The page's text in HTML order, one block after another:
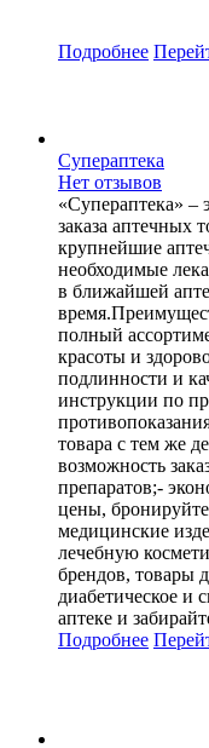
Подробнее
Супераптека
Нет отзывов
«Супераптека»
заказа аптечных
крупнейшие
необходимые
в ближайшей
полный
красоты и
подлинности и
инструкции по
товара с тем же
возможность
препаратов;-
цены,
медицинские
лечебную
брендов, товары
диабетическое и
аптеке и
Подробнее